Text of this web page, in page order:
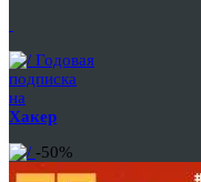
Годовая
подписка
на
Хакер
-50%